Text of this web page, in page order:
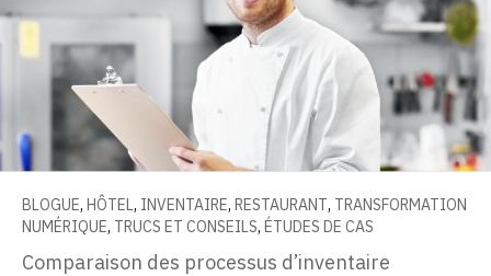
BLOGUE, HÔTEL , INVENTAIRE, RESTAURANT, TRANSFORMATION
NUMÉRIQUE, TRUCS ET CONSEILS, ÉTUDES DE CAS
Comparaison des processus d’inventaire